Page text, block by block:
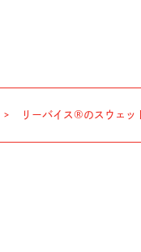
リーバイス®のスウェッ